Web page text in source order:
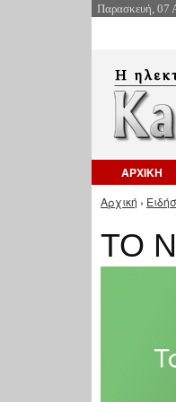
Παρασκευή, 07
ΑΡΧΙΚΗ
Είστε
Αρχική ›
ΤΟ